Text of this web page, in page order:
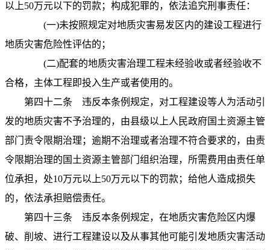
以上50万元以下的罚款；构成犯罪的，依法追究刑事责任：
(一)未按照规定对地质灾害易发区内的建设工程进行
地质灾害危险性评估的；
(二)配套的地质灾害治理工程未经验收或者经验收不
合格，主体工程即投入生产或者使用的。
第四十二条 违反本条例规定，对工程建设等人为活动引
发的地质灾害不予治理的，由县级以上人民政府国土资源主管
部门责令限期治理；逾期不治理或者治理不符合要求的，由责
令限期治理的国土资源主管部门组织治理，所需费用由责任单
位承担，处10万元以上50万元以下的罚款；给他人造成损失
的，依法承担赔偿责任。
第四十三条 违反本条例规定，在地质灾害危险区内爆
破、削坡、进行工程建设以及从事其他可能引发地质灾害活动